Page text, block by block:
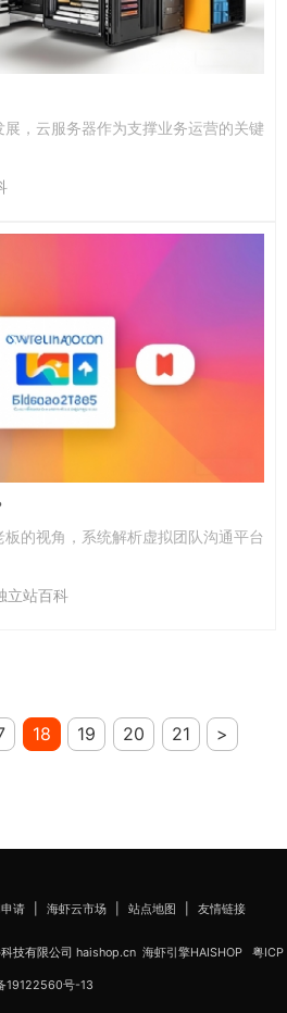
，云服务器作为支撑业务运营的关键
的视角，系统解析虚拟团队沟通平台
立站百科
18 19 20 21 >
请| 海虾云市场| 站点地图 友情链接
技有限公司 haishop.cn 海虾引擎HAISHOP 粤ICP
19122560号-13